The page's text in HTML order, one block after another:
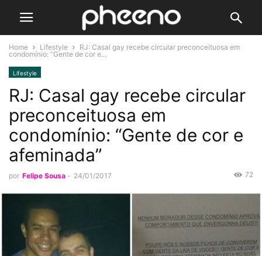
Home Lifestyle
RJ: Casal gay recebe circular preconceituosa em
condomínio: “Gente de cor e...
Lifestyle
RJ: Casal gay recebe circular
preconceituosa em
condomínio: “Gente de cor e
afeminada”
por Felipe Sousa - 24/01/2017 72